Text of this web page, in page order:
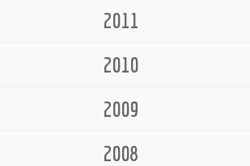
2011
2010
2009
2008